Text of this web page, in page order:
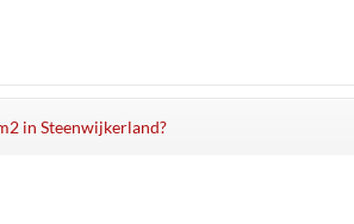
in Steenwijkerland?